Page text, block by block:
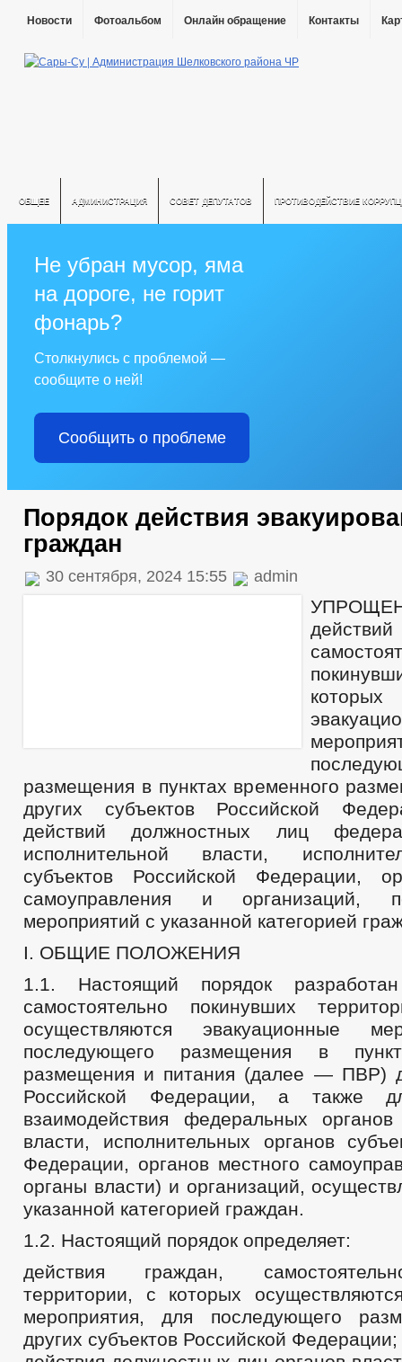
Новости Фотоальбом Онлайн обращение Контакты
ОБЩЕЕ АДМИНИСТРАЦИЯ СОВЕТ ДЕПУТАТОВ ПРОТИВОДЕЙСТВИЕ
Не убран мусор, яма
на дороге, не горит
фонарь?
Столкнулись с проблемой —
сообщите о ней!
Сообщить о проблеме
Порядок действия
граждан
30 сентября, 2024 15:55 admin
которых
размещения в пунктах временного
других субъектов Российской
действий должностных лиц
исполнительной власти,
субъектов Российской Федерации,
самоуправления и организаций,
мероприятий с указанной категорией
I. ОБЩИЕ ПОЛОЖЕНИЯ
1.1. Настоящий порядок
самостоятельно покинувших
осуществляются эвакуационные
последующего размещения в
размещения и питания (далее — ПВР)
Российской Федерации, а также
взаимодействия федеральных органов
власти, исполнительных органов
Федерации, органов местного
органы власти) и организаций,
указанной категорией граждан.
1.2. Настоящий порядок определяет:
действия граждан,
территории, с которых
мероприятия, для последующего
других субъектов Российской Федерации;